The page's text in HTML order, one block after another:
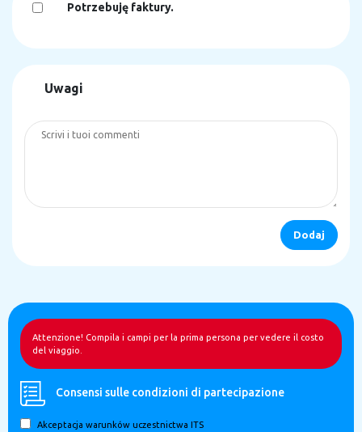
Potrzebuję faktury.
Uwagi
Attenzione! Compila i campi per la prima persona per vedere il costo
del viaggio.
Consensi sulle condizioni di partecipazione
Akceptacja warunków uczestnictwa ITS